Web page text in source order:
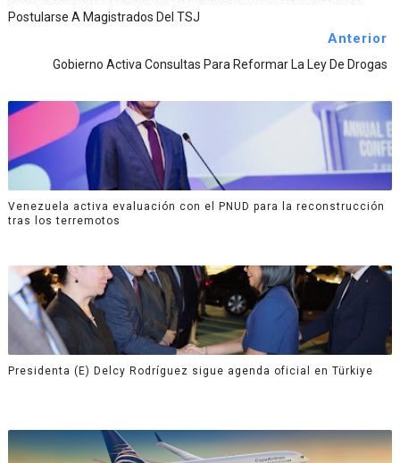
Postularse A Magistrados Del TSJ
Anterior
Gobierno Activa Consultas Para Reformar La Ley De Drogas
Venezuela activa evaluación con el PNUD para la reconstrucción
tras los terremotos
Presidenta (E) Delcy Rodríguez sigue agenda oficial en Türkiye